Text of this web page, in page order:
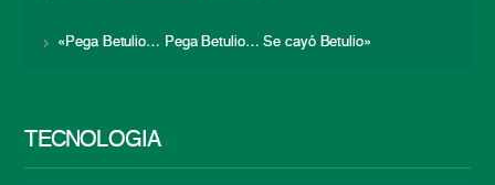
«Pega Betulio… Pega Betulio… Se cayó Betulio»
TECNOLOGÍA